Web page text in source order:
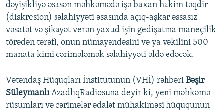
dəyişikliyə əsasən məhkəmədə işə baxan hakim təqdir
(diskresion) səlahiyyəti əsasında açıq-aşkar əssasız
vəsatət və şikayət verən yaxud işin gedişatına maneçilik
törədən tərəfi, onun nümayəndəsini və ya vəkilini 500
manata kimi cərimələmək səlahiyyəti əldə edəcək.
Vətəndaş Hüquqları İnstitutunun (VHİ) rəhbəri Bəşir
SüleymanlıAzadlıqRadiosuna deyir ki, yeni məhkəmə
rüsumları və cərimələr ədalət mühakiməsi hüququnun